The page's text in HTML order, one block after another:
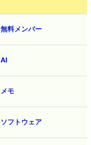
無料メンバー
AI
メモ
ソフトウェア